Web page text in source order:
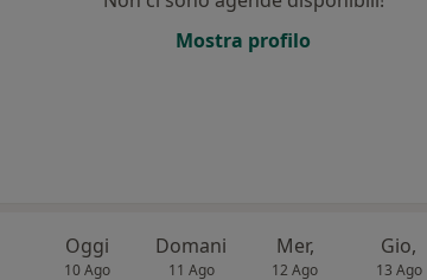
Mostra profilo
Oggi
10 Ago
Domani
11 Ago
Mer,
12 Ago
Gio,
13 Ago